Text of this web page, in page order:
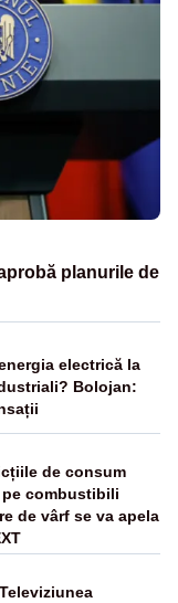
planurile de
electrică la
Bolojan:
de consum
combustibili
de vârf se va apela